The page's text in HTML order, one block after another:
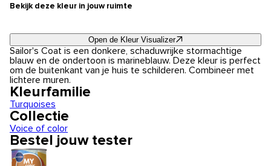
Bekijk deze kleur in jouw ruimte
Open de Kleur Visualizer
Sailor's Coat is een donkere, schaduwrijke stormachtige
blauw en de ondertoon is marineblauw. Deze kleur is perfect
om de buitenkant van je huis te schilderen. Combineer met
lichtere muren.
Kleurfamilie
Turquoises
Collectie
Voice of color
Bestel jouw tester